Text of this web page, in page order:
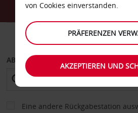
FAHRZEUG
ABHOLEN VON
Eine andere Rückgabestation
von Cookies einverstanden.
PRÄFERENZEN
AKZEPTIEREN UND